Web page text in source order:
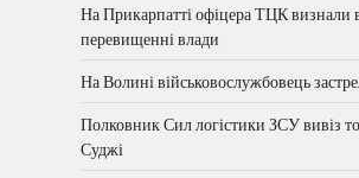
На Прикарпатті офіцера ТЦК
перевищенні влади
На Волині військовослужбовець
Полковник Сил логістики ЗСУ вивіз
Суджі